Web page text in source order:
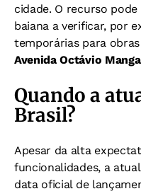
cidade. O recurso
baiana a verificar, por
temporárias para
Avenida Octávio
Quando a
Brasil?
Apesar da alta
funcionalidades, a
data oficial de